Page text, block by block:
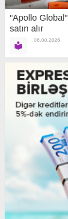
"Apollo
satın alır
06.08.2026